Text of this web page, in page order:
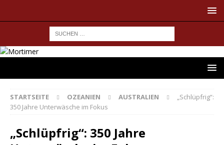
STARTSEITE OZEANIEN AUSTRALIEN
„Schlüpfrig“:
350 Jahre Unterwäsche im Fokus
„Schlüpfrig“: 350 Jahre